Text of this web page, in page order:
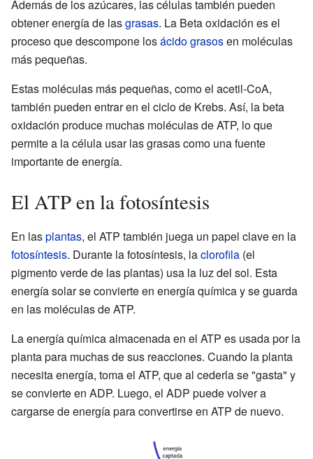
Además de los azúcares, las células también pueden
obtener energía de lasgrasas. La Beta oxidación es el
proceso que descompone losácido grasosen moléculas
más pequeñas.
Estas moléculas más pequeñas, como el acetil-CoA,
también pueden entrar en el ciclo de Krebs. Así, la beta
oxidación produce muchas moléculas de ATP, lo que
permite a la célula usar las grasas como una fuente
importante de energía.
El ATP en la fotosíntesis
En lasplantas, el ATP también juega un papel clave en la
fotosíntesis. Durante la fotosíntesis, laclorofila (el
pigmento verde de las plantas) usa la luz del sol. Esta
energía solar se convierte en energía química y se guarda
en las moléculas de ATP.
La energía química almacenada en el ATP es usada por la
planta para muchas de sus reacciones. Cuando la planta
necesita energía, toma el ATP, que al cederla se "gasta" y
se convierte en ADP. Luego, el ADP puede volver a
cargarse de energía para convertirse en ATP de nuevo.